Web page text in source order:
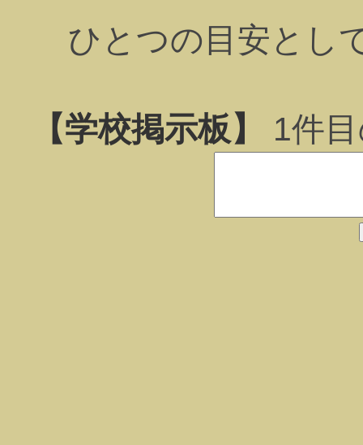
ひとつの目安とし
【学校掲示板】 1件